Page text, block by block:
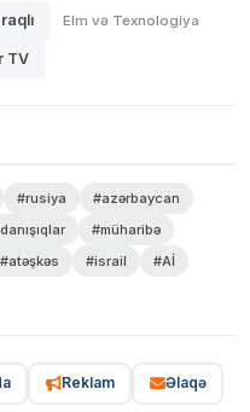
Elm və Texnologiya
TV
#rusiya
#azərbaycan
#müharibə
#atəşkəs #israil
#Aİ
Reklam Əlaqə